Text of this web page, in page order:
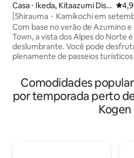
Casa ⋅ Ikeda, Kitaazumi Dist
rict
4,99
[Shirauma・Kamikochi em
Máximo de 12 pessoas – Casa
alugar | 2 saunas autênticas
Com base no verão de Azumino e
Town, a vista dos Alpes do Norte é
deslumbrante. Você pode desfrutar
plenamente de passeios turísticos
Kamikochi, Rota Alpina de
Kurobe, Hakuba e Lagoa
de agosto a setembro, o verão é
estação em que você pode
Comodidades
por temporada perto
Kogen